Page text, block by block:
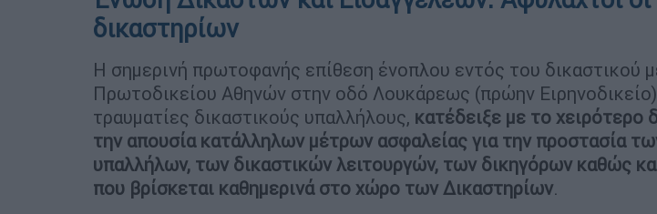
δικαστηρίων
Η σημερινή πρωτοφανής επίθεση ένοπλου εντός του δικαστικού
Πρωτοδικείου Αθηνών στην οδό Λουκάρεως (πρώην
τραυματίες δικαστικούς υπαλλήλους, κατέδειξε με το χειρότερο
την απουσία κατάλληλων μέτρων ασφαλείας για την προστασία
υπαλλήλων, των δικαστικών λειτουργών, των δικηγόρων καθώς
που βρίσκεται καθημερινά στο χώρο των Δικαστηρίων.